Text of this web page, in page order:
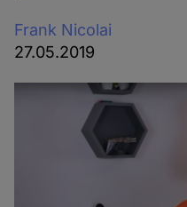
Frank Nicolai
27.05.2019